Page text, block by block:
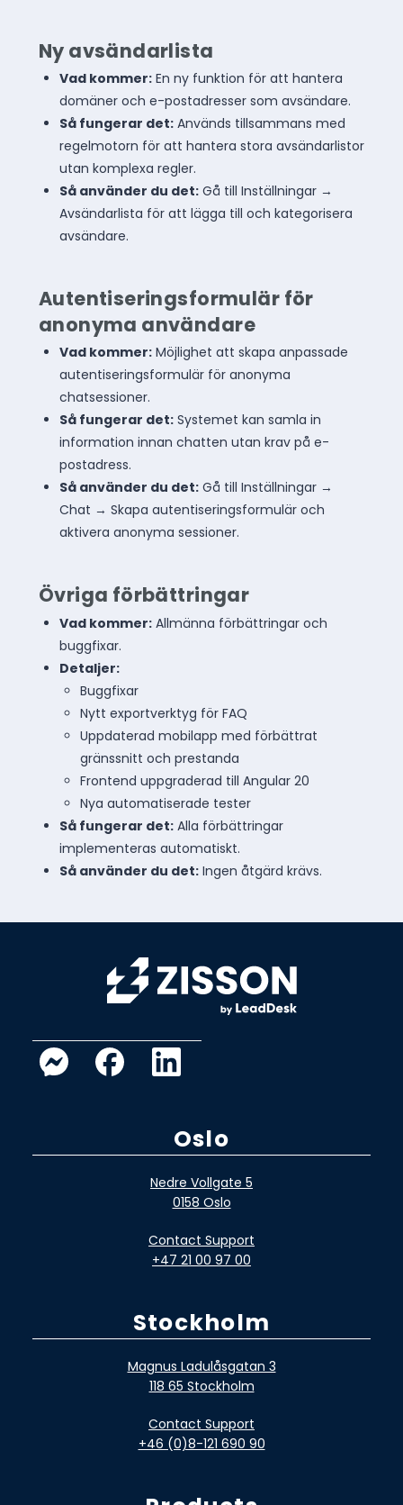
Ny avsändarlista
Vad kommer: En ny funktion för att hantera
domäner och e-postadresser som avsändare.
Så fungerar det: Används tillsammans med
regelmotorn för att hantera stora avsändarlistor
utan komplexa regler.
Så använder du det: Gå till Inställningar →
Avsändarlista för att lägga till och kategorisera
avsändare.
Autentiseringsformulär för
anonyma användare
Vad kommer: Möjlighet att skapa anpassade
autentiseringsformulär för anonyma
chatsessioner.
Så fungerar det: Systemet kan samla in
information innan chatten utan krav på e-
postadress.
Så använder du det: Gå till Inställningar →
Chat → Skapa autentiseringsformulär och
aktivera anonyma sessioner.
Övriga förbättringar
Vad kommer: Allmänna förbättringar och
buggfixar.
Detaljer:
Buggfixar
Nytt exportverktyg för FAQ
Uppdaterad mobilapp med förbättrat
gränssnitt och prestanda
Frontend uppgraderad till Angular 20
Nya automatiserade tester
Så fungerar det: Alla förbättringar
implementeras automatiskt.
Så använder du det: Ingen åtgärd krävs.
Oslo
Nedre Vollgate 5
0158 Oslo
Contact Support
+47 21 00 97 00
Stockholm
Magnus Ladulåsgatan 3
118 65 Stockholm
Contact Support
+46 (0)8-121 690 90